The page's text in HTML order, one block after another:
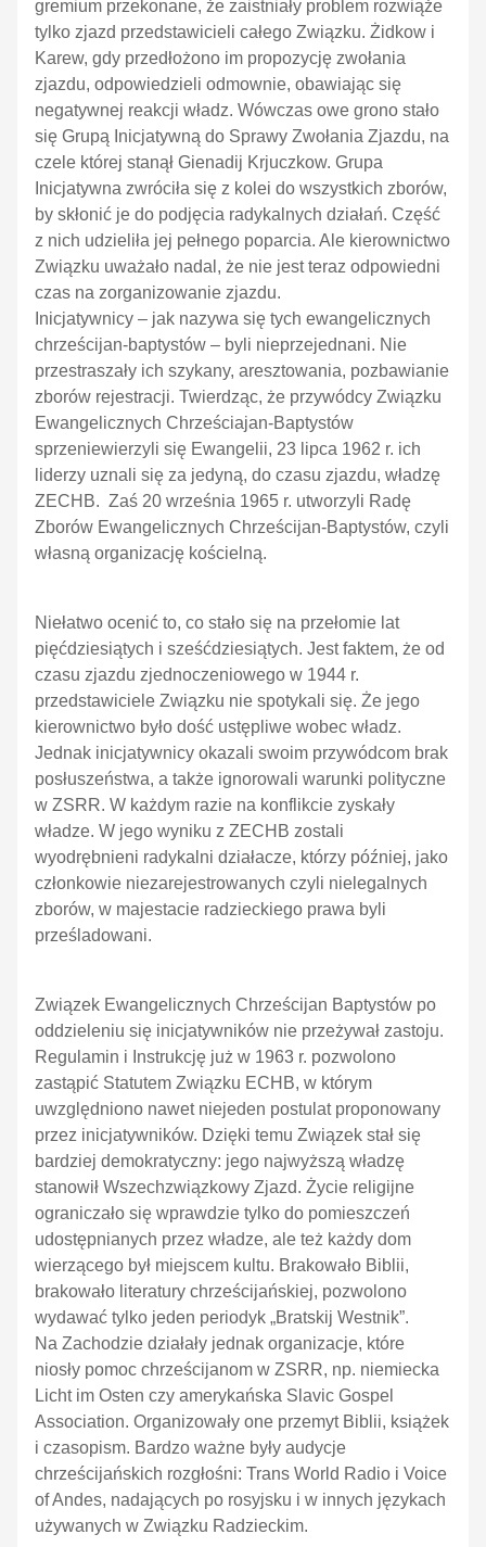
gremium przekonane, że zaistniały problem rozwiąże
tylko zjazd przedstawicieli całego Związku. Żidkow i
Karew, gdy przedłożono im propozycję zwołania
zjazdu, odpowiedzieli odmownie, obawiając się
negatywnej reakcji władz. Wówczas owe grono stało
się Grupą Inicjatywną do Sprawy Zwołania Zjazdu, na
czele której stanął Gienadij Krjuczkow. Grupa
Inicjatywna zwróciła się z kolei do wszystkich zborów,
by skłonić je do podjęcia radykalnych działań. Część
z nich udzieliła jej pełnego poparcia. Ale kierownictwo
Związku uważało nadal, że nie jest teraz odpowiedni
czas na zorganizowanie zjazdu.
Inicjatywnicy – jak nazywa się tych ewangelicznych
chrześcijan-baptystów – byli nieprzejednani. Nie
przestraszały ich szykany, aresztowania, pozbawianie
zborów rejestracji. Twierdząc, że przywódcy Związku
Ewangelicznych Chrześciajan-Baptystów
sprzeniewierzyli się Ewangelii, 23 lipca 1962 r. ich
liderzy uznali się za jedyną, do czasu zjazdu, władzę
ZECHB. Zaś 20 września 1965 r. utworzyli Radę
Zborów Ewangelicznych Chrześcijan-Baptystów, czyli
własną organizację kościelną.
Niełatwo ocenić to, co stało się na przełomie lat
pięćdziesiątych i sześćdziesiątych. Jest faktem, że od
czasu zjazdu zjednoczeniowego w 1944 r.
przedstawiciele Związku nie spotykali się. Że jego
kierownictwo było dość ustępliwe wobec władz.
Jednak inicjatywnicy okazali swoim przywódcom brak
posłuszeństwa, a także ignorowali warunki polityczne
w ZSRR. W każdym razie na konflikcie zyskały
władze. W jego wyniku z ZECHB zostali
wyodrębnieni radykalni działacze, którzy później, jako
członkowie niezarejestrowanych czyli nielegalnych
zborów, w majestacie radzieckiego prawa byli
prześladowani.
Związek Ewangelicznych Chrześcijan Baptystów po
oddzieleniu się inicjatywników nie przeżywał zastoju.
Regulamin i Instrukcję już w 1963 r. pozwolono
zastąpić Statutem Związku ECHB, w którym
uwzględniono nawet niejeden postulat proponowany
przez inicjatywników. Dzięki temu Związek stał się
bardziej demokratyczny: jego najwyższą władzę
stanowił Wszechzwiązkowy Zjazd. Życie religijne
ograniczało się wprawdzie tylko do pomieszczeń
udostępnianych przez władze, ale też każdy dom
wierzącego był miejscem kultu. Brakowało Biblii,
brakowało literatury chrześcijańskiej, pozwolono
wydawać tylko jeden periodyk „Bratskij Westnik”.
Na Zachodzie działały jednak organizacje, które
niosły pomoc chrześcijanom w ZSRR, np. niemiecka
Licht im Osten czy amerykańska Slavic Gospel
Association. Organizowały one przemyt Biblii, książek
i czasopism. Bardzo ważne były audycje
chrześcijańskich rozgłośni: Trans World Radio i Voice
of Andes, nadających po rosyjsku i w innych językach
używanych w Związku Radzieckim.